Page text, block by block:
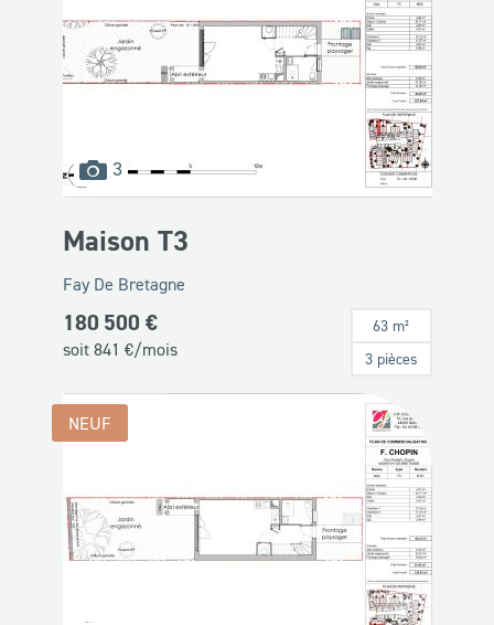
3images
disponibles
Maison T3
Fay De Bretagne
180 500 €
soit 841 €/mois
63 m²
3 pièces
NEUF